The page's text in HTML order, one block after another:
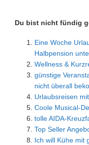
Du bist nicht fündig
Eine Woche
Halbpension
Wellness &
günstige
nicht überall
Urlaubsreisen
Coole Musical-
tolle AIDA-
Top Seller
Ich will Kühe mit